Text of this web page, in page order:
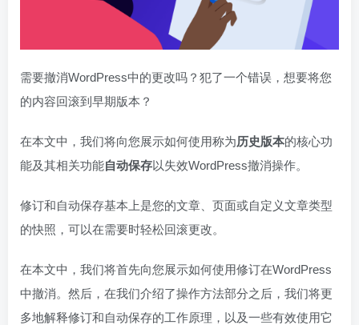
需要撤消WordPress中的更改吗？犯了一个错误，想要将您
的内容回滚到早期版本？
在本文中，我们将向您展示如何使用称为历史版本的核心功
能及其相关功能自动保存以失效WordPress撤消操作。
修订和自动保存基本上是您的文章、页面或自定义文章类型
的快照，可以在需要时轻松回滚更改。
在本文中，我们将首先向您展示如何使用修订在WordPress
中撤消。然后，在我们介绍了操作方法部分之后，我们将更
多地解释修订和自动保存的工作原理，以及一些有效使用它